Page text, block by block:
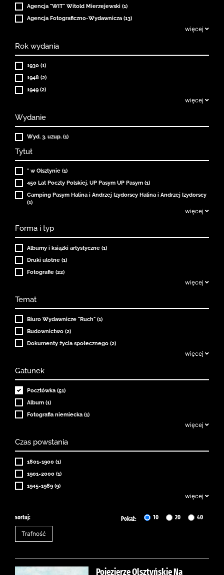
Agencja "WIT" Witold Mierzejewski (1)
Agencja Fotograficzno-Wydawnicza (13)
więcej
Rok wydania
1930 (1)
1948 (2)
1949 (2)
więcej
Wydanie
Wyd. 3. uzup. (1)
Tytuł
" w Olsztynie (1)
450 Lat Poczty Polskiej. UP Pasym UP Pasym (1)
Camping Pasym Halina i Andrzej Izydorscy Halina i Andrzej Izydorscy
(1)
więcej
Forma i typ
Albumy i książki artystyczne (1)
Druki ulotne (1)
Fotografie (22)
więcej
Temat
Biuro Wydawnicze "Ruch" (1)
Budownictwo (2)
Dokumenty życia społecznego (2)
więcej
Gatunek
Pocztówka (51)
Album (1)
Fotografia niemiecka (1)
więcej
Czas powstania
1801-1900 (1)
1901-2000 (1)
1945-1989 (9)
więcej
sortuj: Pokaż: 10 20 40
Pojezierze Olsztyńskie Na